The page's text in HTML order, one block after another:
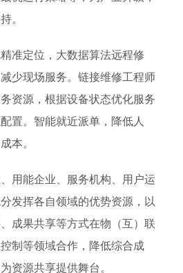
。
准定位，大数据算法远程修
少现场服务。链接维修工程师
资源，根据设备状态优化服务
置。智能就近派单，降低人
本。
用能企业、服务机构、用户运
发挥各自领域的优势资源，以
成果共享等方式在物（互）联
制等领域合作，降低综合成
资源共享提供舞台。